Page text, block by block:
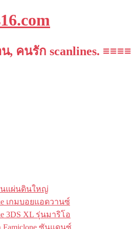
, คนรัก scanlines. ≡≡≡≡
นแผ่นดินใหญ่
เกมบอยแอดวานซ์
3DS XL รุ่นมาริโอ